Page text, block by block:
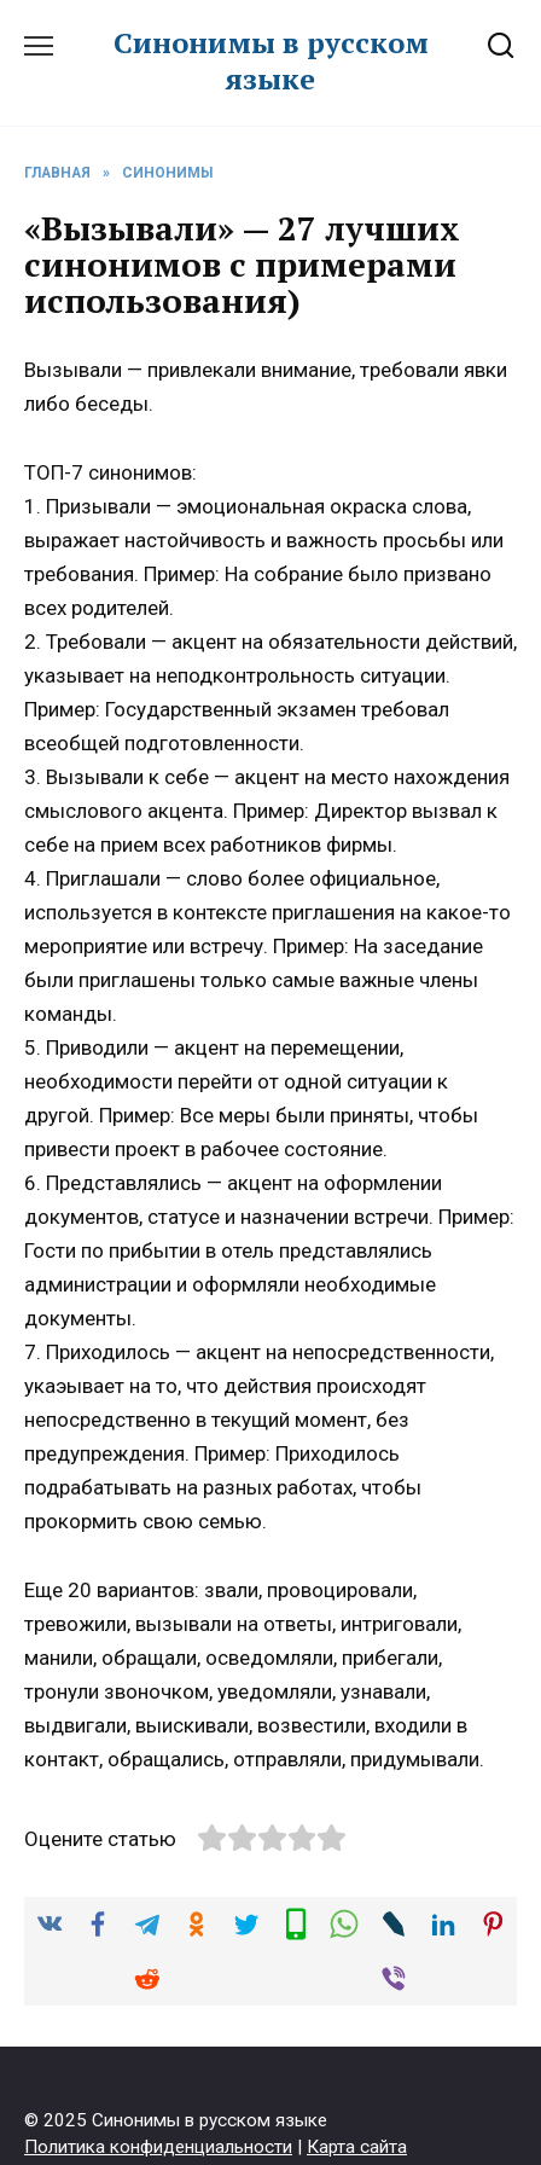
Синонимы в русском
языке
ГЛАВНАЯ » СИНОНИМЫ
«Вызывали» — 27 лучших
синонимов с примерами
использования)
Вызывали — привлекали внимание, требовали явки
либо беседы.
ТОП-7 синонимов:
1. Призывали — эмоциональная окраска слова,
выражает настойчивость и важность просьбы или
требования. Пример: На собрание было призвано
всех родителей.
2. Требовали — акцент на обязательности действий,
указывает на неподконтрольность ситуации.
Пример: Государственный экзамен требовал
всеобщей подготовленности.
3. Вызывали к себе — акцент на место нахождения
смыслового акцента. Пример: Директор вызвал к
себе на прием всех работников фирмы.
4. Приглашали — слово более официальное,
используется в контексте приглашения на какое-то
мероприятие или встречу. Пример: На заседание
были приглашены только самые важные члены
команды.
5. Приводили — акцент на перемещении,
необходимости перейти от одной ситуации к
другой. Пример: Все меры были приняты, чтобы
привести проект в рабочее состояние.
6. Представлялись — акцент на оформлении
документов, статусе и назначении встречи. Пример:
Гости по прибытии в отель представлялись
администрации и оформляли необходимые
документы.
7. Приходилось — акцент на непосредственности,
укаэывает на то, что действия происходят
непосредственно в текущий момент, без
предупреждения. Пример: Приходилось
подрабатывать на разных работах, чтобы
прокормить свою семью.
Еще 20 вариантов: звали, провоцировали,
тревожили, вызывали на ответы, интриговали,
манили, обращали, осведомляли, прибегали,
тронули звоночком, уведомляли, узнавали,
выдвигали, выискивали, возвестили, входили в
контакт, обращались, отправляли, придумывали.
Оцените статью
© 2025 Синонимы в русском языке
Политика конфиденциальности | Карта сайта